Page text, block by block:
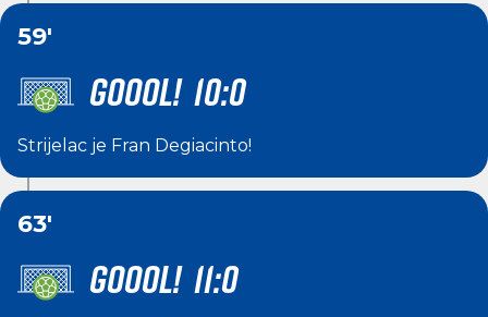
59'
GOOOL! 10:0
Strijelac je Fran Degiacinto!
63'
GOOOL! 11:0